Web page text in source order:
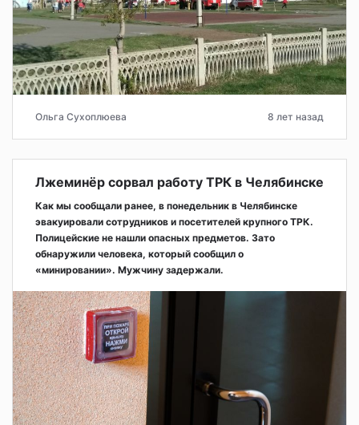
Ольга Сухоплюева 8 лет назад
Лжеминёр сорвал работу ТРК в Челябинске
Как мы сообщали ранее, в понедельник в Челябинске
эвакуировали сотрудников и посетителей крупного ТРК.
Полицейские не нашли опасных предметов. Зато
обнаружили человека, который сообщил о
«минировании». Мужчину задержали.